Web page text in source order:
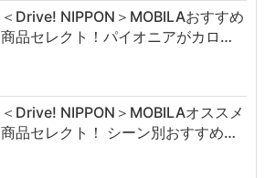
＜Drive! NIPPON＞MOBILAおすすめ
商品セレクト！パイオニアがカロ…
＜Drive! NIPPON＞MOBILAオススメ
商品セレクト！ シーン別おすすめ…